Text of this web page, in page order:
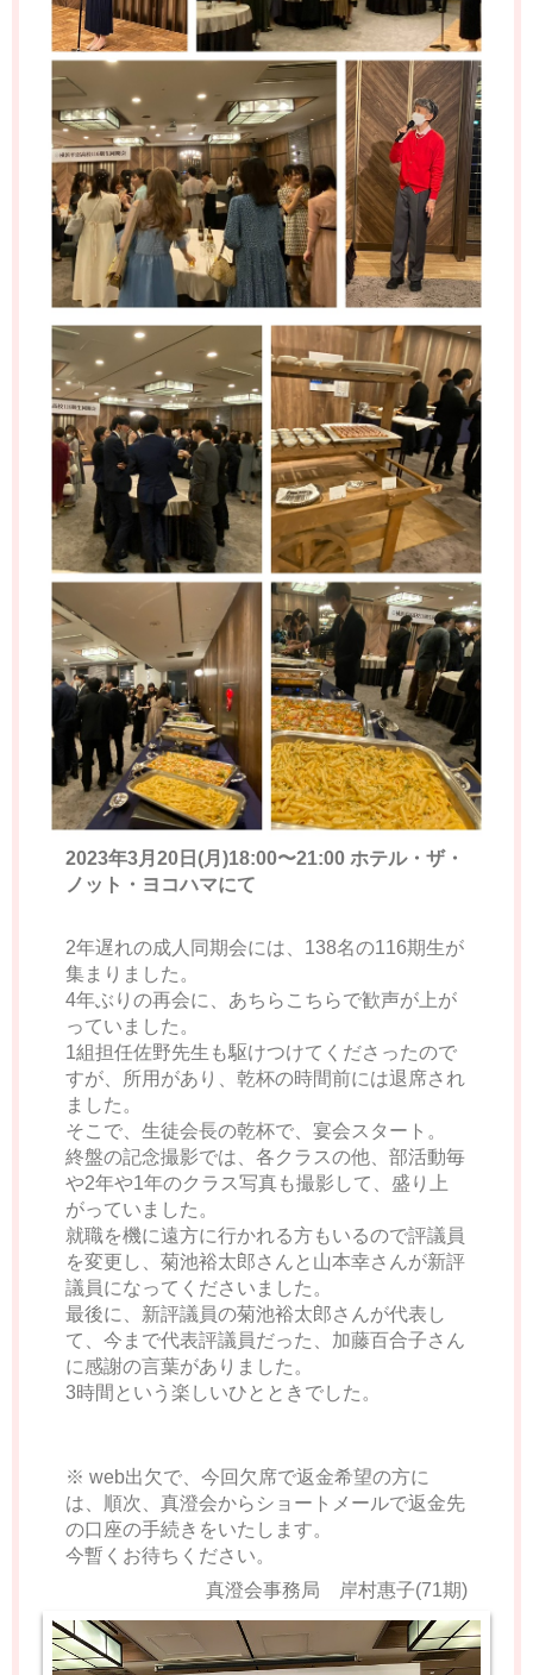
2023年3月20日(月)18:00〜21:00 ホテル・ザ・
ノット・ヨコハマにて
2年遅れの成人同期会には、138名の116期生が
集まりました。
4年ぶりの再会に、あちらこちらで歓声が上が
っていました。
1組担任佐野先生も駆けつけてくださったので
すが、所用があり、乾杯の時間前には退席され
ました。
そこで、生徒会長の乾杯で、宴会スタート。
終盤の記念撮影では、各クラスの他、部活動毎
や2年や1年のクラス写真も撮影して、盛り上
がっていました。
就職を機に遠方に行かれる方もいるので評議員
を変更し、菊池裕太郎さんと山本幸さんが新評
議員になってくださいました。
最後に、新評議員の菊池裕太郎さんが代表し
て、今まで代表評議員だった、加藤百合子さん
に感謝の言葉がありました。
3時間という楽しいひとときでした。
※ web出欠で、今回欠席で返金希望の方に
は、順次、真澄会からショートメールで返金先
の口座の手続きをいたします。
今暫くお待ちください。
真澄会事務局 岸村惠子(71期)